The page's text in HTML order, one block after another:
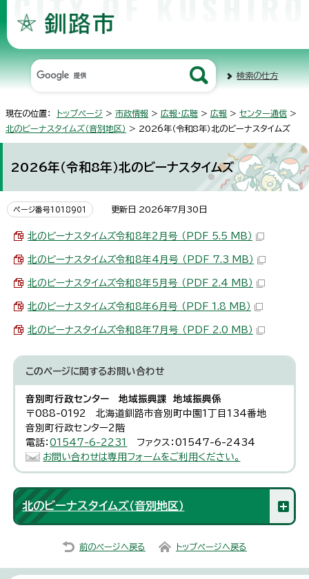
検索の仕方
現在の位置： トップページ > 市政情報 > 広報・広聴 > 広報 > センター通信 >
北のビーナスタイムズ（音別地区） > 2026年（令和8年）北のビーナスタイムズ
2026年（令和8年）北のビーナスタイムズ
ページ番号1018901 更新日 2026年7月30日
北のビーナスタイムズ令和8年2月号 （PDF 5.5 MB）
北のビーナスタイムズ令和8年4月号 （PDF 7.3 MB）
北のビーナスタイムズ令和8年5月号 （PDF 2.4 MB）
北のビーナスタイムズ令和8年6月号 （PDF 1.8 MB）
北のビーナスタイムズ令和8年7月号 （PDF 2.0 MB）
このページに関するお問い合わせ
音別町行政センター 地域振興課 地域振興係
〒088-0192 北海道釧路市音別町中園1丁目134番地
音別町行政センター2階
電話：01547-6-2231
ファクス：01547-6-2434
お問い合わせは専用フォームをご利用ください。
北のビーナスタイムズ（音別地区）
前のページへ戻る トップページへ戻る